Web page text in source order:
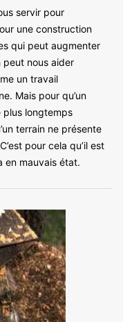
servir pour
une construction
qui peut augmenter
peut nous aider
un travail
Mais pour qu’un
longtemps
terrain ne présente
pour cela qu’il est
en mauvais état.